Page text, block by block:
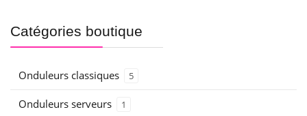
Catégories boutique
Onduleurs classiques 5
Onduleurs serveurs 1